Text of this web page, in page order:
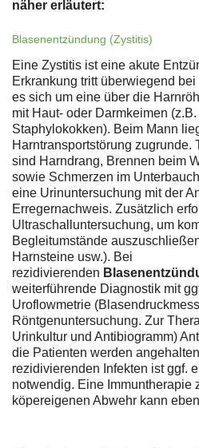
näher erläutert:
Blasenentzündung (Zystitis)
Eine Zystitis ist eine akute
Erkrankung tritt überwiegend
es sich um eine über die
mit Haut- oder Darmkeimen
Staphylokokken). Beim Mann
Harntransportstörung zugrunde.
sind Harndrang, Brennen beim
sowie Schmerzen im
eine Urinuntersuchung mit der
Erregernachweis. Zusätzlich
Ultraschalluntersuchung, um
Begleitumstände
Harnsteine usw.). Bei
rezidivierenden
weiterführende Diagnostik mit
Uroflowmetrie
Röntgenuntersuchung. Zur
Urinkultur und Antibiogramm)
die Patienten werden
rezidivierenden Infekten ist ggf.
notwendig. Eine Immuntherapie
köpereigenen Abwehr kann